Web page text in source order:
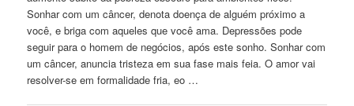
Sonhar com um câncer, denota doença de alguém próximo a
você, e briga com aqueles que você ama. Depressões pode
seguir para o homem de negócios, após este sonho. Sonhar com
um câncer, anuncia tristeza em sua fase mais feia. O amor vai
resolver-se em formalidade fria, eo …